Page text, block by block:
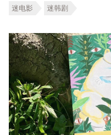
迷电影 迷韩剧